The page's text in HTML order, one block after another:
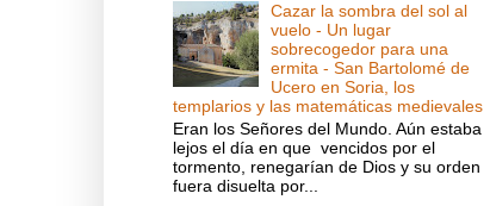
Cazar la sombra del sol al
vuelo - Un lugar
sobrecogedor para una
ermita - San Bartolomé de
Ucero en Soria, los
templarios y las matemáticas medievales
Eran los Señores del Mundo. Aún estaba
lejos el día en que vencidos por el
tormento, renegarían de Dios y su orden
fuera disuelta por...